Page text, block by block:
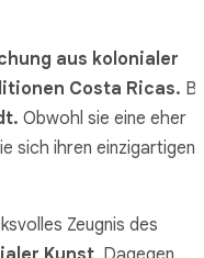
aus kolonialer
Costa Ricas.
Obwohl sie eine eher
sich ihren einzigartigen
Zeugnis des